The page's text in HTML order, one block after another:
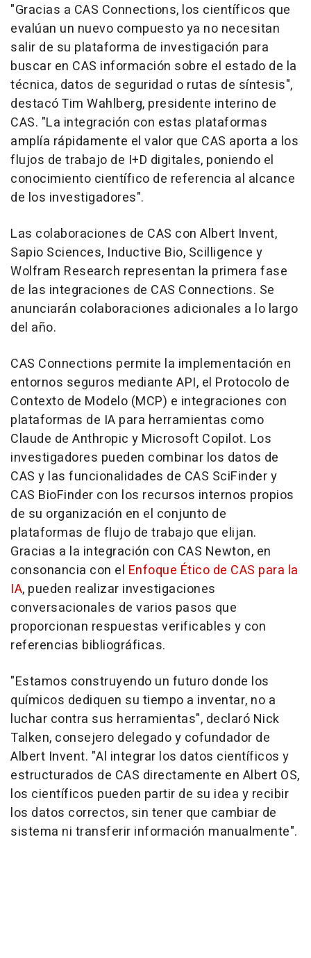
"Gracias a CAS Connections, los científicos que
evalúan un nuevo compuesto ya no necesitan
salir de su plataforma de investigación para
buscar en CAS información sobre el estado de la
técnica, datos de seguridad o rutas de síntesis",
destacó Tim Wahlberg, presidente interino de
CAS. "La integración con estas plataformas
amplía rápidamente el valor que CAS aporta a los
flujos de trabajo de I+D digitales, poniendo el
conocimiento científico de referencia al alcance
de los investigadores".
Las colaboraciones de CAS con Albert Invent,
Sapio Sciences, Inductive Bio, Scilligence y
Wolfram Research representan la primera fase
de las integraciones de CAS Connections. Se
anunciarán colaboraciones adicionales a lo largo
del año.
CAS Connections permite la implementación en
entornos seguros mediante API, el Protocolo de
Contexto de Modelo (MCP) e integraciones con
plataformas de IA para herramientas como
Claude de Anthropic y Microsoft Copilot. Los
investigadores pueden combinar los datos de
CAS y las funcionalidades de CAS SciFinder y
CAS BioFinder con los recursos internos propios
de su organización en el conjunto de
plataformas de flujo de trabajo que elijan.
Gracias a la integración con CAS Newton, en
consonancia con el Enfoque Ético de CAS para la
IA, pueden realizar investigaciones
conversacionales de varios pasos que
proporcionan respuestas verificables y con
referencias bibliográficas.
"Estamos construyendo un futuro donde los
químicos dediquen su tiempo a inventar, no a
luchar contra sus herramientas", declaró Nick
Talken, consejero delegado y cofundador de
Albert Invent. "Al integrar los datos científicos y
estructurados de CAS directamente en Albert OS,
los científicos pueden partir de su idea y recibir
los datos correctos, sin tener que cambiar de
sistema ni transferir información manualmente".